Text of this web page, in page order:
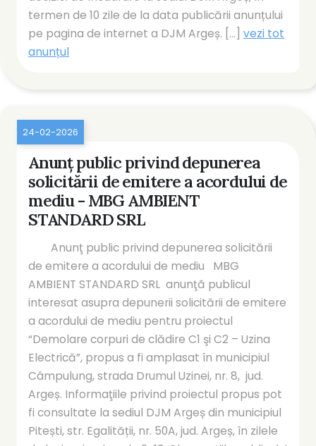
termen de 10 zile de la data publicării anunțului
pe pagina de internet a DJM Argeș. [...] vezi tot
anunțul
24-02-2026
Anunţ public privind depunerea
solicitării de emitere a acordului de
mediu - MBG AMBIENT
STANDARD SRL
Anunţ public privind depunerea solicitării
de emitere a acordului de mediu MBG
AMBIENT STANDARD SRL anunţă publicul
interesat asupra depunerii solicitării de emitere
a acordului de mediu pentru proiectul
“Demolare corpuri de clădire C1 şi C2 – Uzina
Electrică”, propus a fi amplasat în municipiul
Câmpulung, strada Drumul Uzinei, nr. 8, jud.
Argeș. Informaţiile privind proiectul propus pot
fi consultate la sediul DJM Argeș din municipiul
Pitești, str. Egalității, nr. 50A, jud. Argeș, în zilele